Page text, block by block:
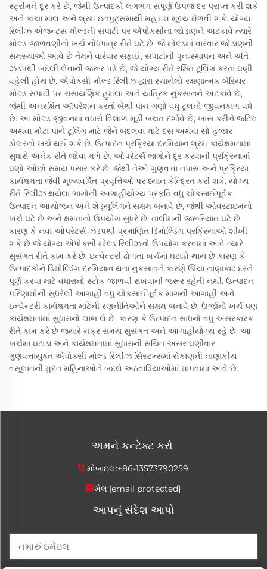
સ્ટ્રીમને દૂર કરે છે, જેથી ઉત્પાદકો લગભગ સંપૂર્ણ ઉપજ દર પ્રાપ્ત કરી શકે
અને કાચા માલ અને શ્રમ ઇનપુટ્સમાંથી મહત્તમ મૂલ્ય મેળવી શકે. યોગ્ય
રિલીઝ એજન્ટ્સ મોલ્ડની સપાટી પર એપોક્સીના જોડાણને અટકાવે ત્યારે
મોલ્ડ જાળવણીનો ખર્ચ નોંધપાત્ર રીતે ઘટે છે. જે મોલ્ડમાં વારંવાર જોડાણની
સમસ્યાઓ આવે છે તેમને વારંવાર સફાઈ, સપાટીની પુનઃસ્થાપન અને અંતે
ઝડપથી બદલી લેવાની જરૂર પડે છે, જે યોગ્ય રીતે રક્ષિત ટૂલિંગ કરતાં ઘણી
વહેલી હોય છે. એપોક્સી મોલ્ડ રિલીઝ દ્વારા રચાયેલો રક્ષણાત્મક બેરિયર
મોલ્ડ સપાટી પર રાસાયણિક હુમલા અને યાંત્રિક નુકસાનને અટકાવે છે,
જેથી અનરક્ષિત ઑપરેશન કરતાં બેથી પાંચ ગણો વધુ ટૂલનો જીવનકાળ વધે
છે. આ મોલ્ડ જીવનમાં વધારો વિશાળ મૂડી બચત દર્શાવે છે, ખાસ કરીને જટિલ
અથવા મોટા પાયે ટૂલિંગ માટે જેને બદલવા માટે દસ અથવા સો હજાર
ડોલરનો ખર્ચ થઈ શકે છે. ઉત્પાદન પ્રક્રિયા દરમિયાન શ્રમ કાર્યક્ષમતામાં
સુધારો અનેક રીતે જોવા મળે છે. ઓપરેટર્સ ભાગોને દૂર કરવાની પ્રક્રિયામાં
ઘણો ઓછો સમય પસાર કરે છે, જેથી તેઓ ગુણવત્તા તપાસ અને પ્રક્રિયા
કાર્યક્ષમતા જેવી મૂલ્યવર્ધિત પ્રવૃત્તિઓ પર ધ્યાન કેન્દ્રિત કરી શકે. યોગ્ય
રીતે રિલીઝ થયેલા ભાગોની આગાહીયોગ્ય પ્રકૃતિ વધુ ચોકસાઈપૂર્વક
ઉત્પાદન આયોજન અને શેડ્યૂલિંગને સક્ષમ બનાવે છે, જેથી ઓવરટાઇમનો
ખર્ચ ઘટે છે અને ક્ષમતાનો ઉપયોગ સુધરે છે. તાલીમની જરૂરિયાત ઘટે છે
કારણ કે નવા ઓપરેટર્સ ઝડપથી પ્રમાણિત ડિમોલ્ડિંગ પ્રક્રિયાઓ શીખી
શકે છે જે યોગ્ય એપોક્સી મોલ્ડ રિલીઝનો ઉપયોગ કરવામાં આવે ત્યારે
સુસંગત રીતે કામ કરે છે. ઇન્વેન્ટરી ઢોળતા ખર્ચમાં ઘટાડો થાય છે કારણ કે
ઉત્પાદકોને ડિમોલ્ડિંગ દરમિયાન થતા નુકસાનને કારણે ઊંચા નાણાંકાઢ દરને
પૂર્ણ કરવા માટે વધારાનો સ્ટોક જાળવી રાખવાની જરૂર રહેતી નથી. ઉત્પાદન
પરિણામોની સુધરેલી આગાહી વધુ ચોકસાઈપૂર્વક માંગની આગાહી અને
ઇન્વેન્ટરી કાર્યક્ષમતા માટેની રણનીતિઓને સક્ષમ બનાવે છે. ઉર્જાનો ખર્ચ પણ
કાર્યક્ષમતામાં સુધારાનો લાભ લે છે, કારણ કે ઉત્પાદન સાધનો વધુ અસરકારક
રીતે કામ કરે છે જ્યારે ચક્ર સમય સુસંગત અને આગાહીયોગ્ય રહે છે. આ
ખર્ચમાં ઘટાડા અને કાર્યક્ષમતામાં સુધારાની સંચિત અસર ઘણીવાર
ગુણવત્તાયુક્ત એપોક્સી મોલ્ડ રિલીઝ સિસ્ટમ્સમાં રોકાણની નાણાકીય
વસૂલાતની મુદત મહિનાઓને બદલે અઠવાડિયાઓમાં માપવામાં આવે છે.
અમને કન્ટેક્ટ કરો
મોબાઇલ:+86-13573790259
મેલ:[email protected]
આપનું સંદેશ આપો